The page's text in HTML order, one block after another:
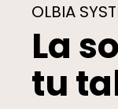
OLBIA
La
tu